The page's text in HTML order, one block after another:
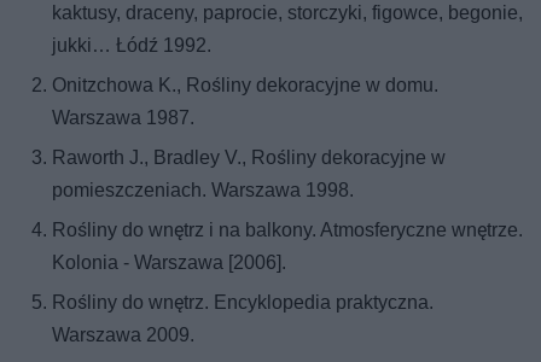
kaktusy, draceny, paprocie, storczyki, figowce, begonie,
jukki… Łódź 1992.
Onitzchowa K., Rośliny dekoracyjne w domu.
Warszawa 1987.
Raworth J., Bradley V., Rośliny dekoracyjne w
pomieszczeniach. Warszawa 1998.
Rośliny do wnętrz i na balkony. Atmosferyczne wnętrze.
Kolonia - Warszawa [2006].
Rośliny do wnętrz. Encyklopedia praktyczna.
Warszawa 2009.